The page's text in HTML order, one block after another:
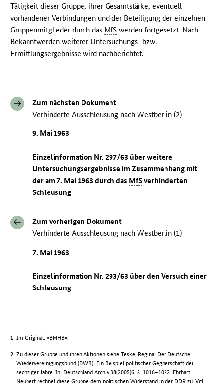
Tätigkeit dieser Gruppe, ihrer Gesamtstärke, eventuell
vorhandener Verbindungen und der Beteiligung der einzelnen
Gruppenmitglieder durch das MfS werden fortgesetzt. Nach
Bekanntwerden weiterer Untersuchungs- bzw.
Ermittlungsergebnisse wird nachberichtet.
Zum nächsten Dokument
Verhinderte Ausschleusung nach Westberlin (2)
9. Mai 1963
Einzelinformation Nr. 297/63 über weitere
Untersuchungsergebnisse im Zusammenhang mit
der am 7. Mai 1963 durch das MfSverhinderten
Schleusung
Zum vorherigen Dokument
Verhinderte Ausschleusung nach Westberlin (1)
7. Mai 1963
Einzelinformation Nr. 293/63 über den Versuch einer
Schleusung
Im Original: »BMHB«.
Zu dieser Gruppe und ihren Aktionen siehe Teske, Regina: Der Deutsche
Wiedervereinigungsbund (DWB). Ein Beispiel politischer Gegnerschaft der
sechziger Jahre. In: Deutschland Archiv 38(2005)6, S. 1016–1022. Ehrhart
Neubert rechnet diese Gruppe dem politischen Widerstand in der DDR zu. Vgl.